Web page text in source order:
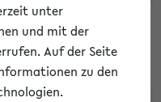
bielefeld.de
oder suchen Sie nach
unter
und mit der
Auf der Seite
zu den